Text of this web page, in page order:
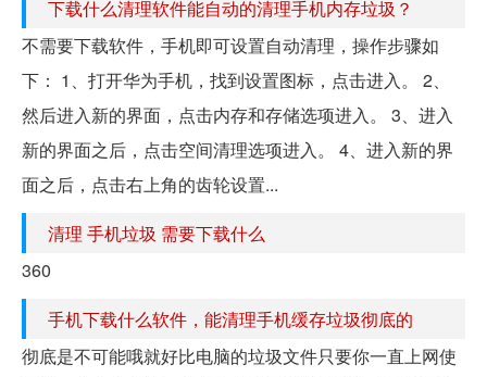
下载什么清理软件能自动的清理手机内存垃圾？
不需要下载软件，手机即可设置自动清理，操作步骤如
下： 1、打开华为手机，找到设置图标，点击进入。 2、
然后进入新的界面，点击内存和存储选项进入。 3、进入
新的界面之后，点击空间清理选项进入。 4、进入新的界
面之后，点击右上角的齿轮设置...
清理 手机垃圾 需要下载什么
360
手机下载什么软件，能清理手机缓存垃圾彻底的
彻底是不可能哦就好比电脑的垃圾文件只要你一直上网使